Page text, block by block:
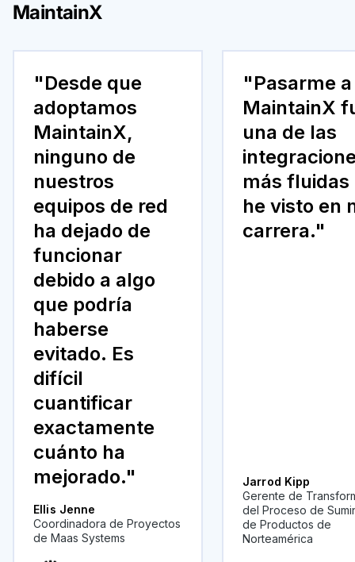
MaintainX
"Desde que
adoptamos
MaintainX,
ninguno de
nuestros
equipos de red
ha dejado de
funcionar
debido a algo
que podría
haberse
evitado. Es
difícil
cuantificar
exactamente
cuánto ha
mejorado."
Ellis Jenne
Coordinadora de Proyectos
de Maas Systems
"Pasarme a
MaintainX
una de las
más fluidas
he visto en
carrera."
Jarrod Kipp
Gerente de
del Proceso de
de Productos de
Norteamérica